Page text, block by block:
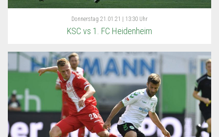
Donnerstag 21.01.21 | 13:30 Uhr
KSC vs 1. FC Heidenheim